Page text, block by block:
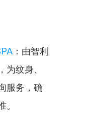
：由智利
为纹身、
服务，确